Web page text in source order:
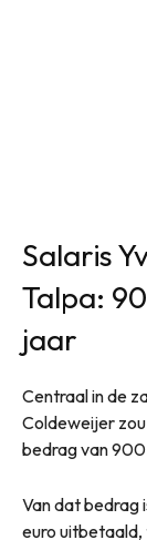
Salaris
Talpa:
jaar
Centraal in de
Coldeweijer
bedrag van
Van dat
euro uitbetaald,